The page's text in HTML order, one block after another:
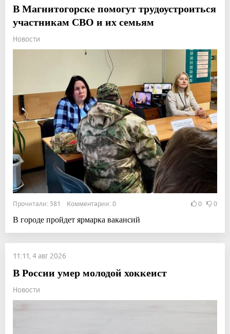
В Магнитогорске помогут трудоустроиться
участникам СВО и их семьям
Новости
Прочитали: 581 Комментарии: 0 0 0
В городе пройдет ярмарка вакансий
11:11, 4 авг 2026
В России умер молодой хоккеист
Новости